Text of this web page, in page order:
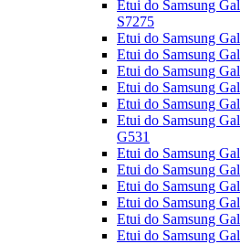
Etui do Samsung
S7275
Etui do Samsung
Etui do Samsung
Etui do Samsung
Etui do Samsung
Etui do Samsung
Etui do Samsung
G531
Etui do Samsung
Etui do Samsung
Etui do Samsung
Etui do Samsung
Etui do Samsung
Etui do Samsung